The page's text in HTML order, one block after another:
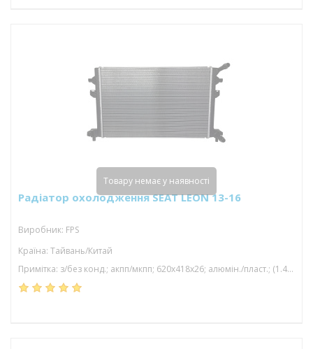
Радіатор охолодження SEAT LEON 13-16
Виробник: FPS
Країна: Тайвань/Китай
Примітка: з/без конд.; акпп/мкпп; 620x418x26; алюмін./пласт.; (1.4 tsi/2.0 tdi/1.5 tsi); паяний
Товару немає у наявності